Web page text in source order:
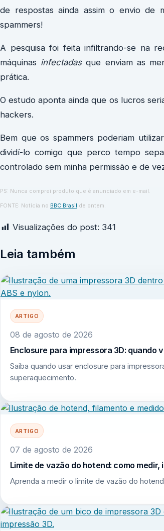
de respostas ainda assim o envio de
spammers!
A pesquisa foi feita infiltrando-se na
máquinas infectadasque enviam as
prática.
O estudo aponta ainda que os lucros
hackers.
Bem que os spammers poderiam
dividí-lo comigo que perco tempo
controlado sem minha permissão e de
PS: Nunca comprei produto que é anunciado em e-mail.
FONTE: Notícia no BBC Brasil de ontem.
Visualizações do post: 341
Leia também
ARTIGO
08 de agosto de 2026
Enclosure para impressora 3D: quando
Saiba quando usar enclosure para
superaquecimento.
ARTIGO
07 de agosto de 2026
Limite de vazão do hotend: como
Aprenda a medir o limite de vazão do